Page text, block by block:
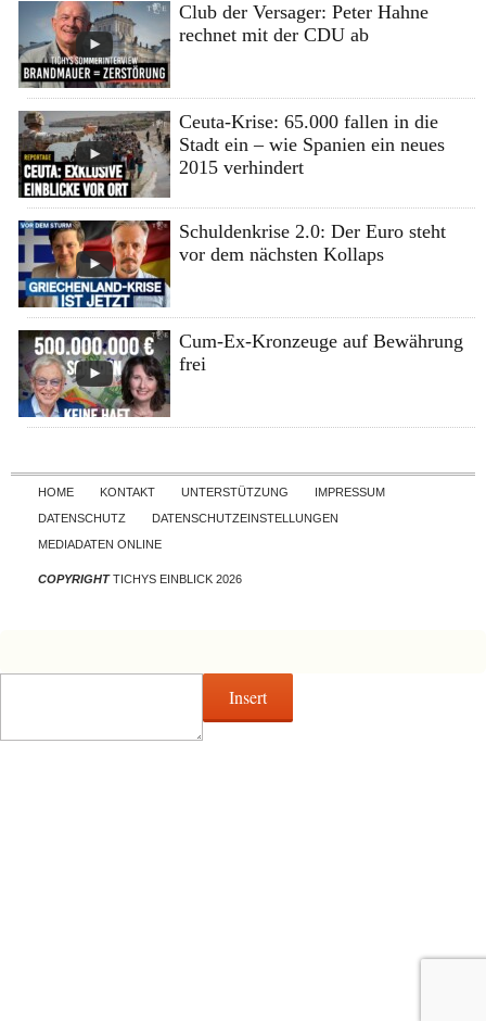
Club der Versager: Peter Hahne
rechnet mit der CDU ab
Ceuta-Krise: 65.000 fallen in die
Stadt ein – wie Spanien ein neues
2015 verhindert
Schuldenkrise 2.0: Der Euro steht
vor dem nächsten Kollaps
Cum-Ex-Kronzeuge auf Bewährung
frei
Skip to content
HOME KONTAKT UNTERSTÜTZUNG
IMPRESSUM
DATENSCHUTZ
DATENSCHUTZEINSTELLUNGEN
MEDIADATEN ONLINE
COPYRIGHTTICHYS EINBLICK 2026
Insert